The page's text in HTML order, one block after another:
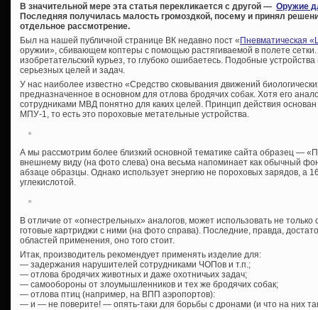
В значительной мере эта статья перекликается с другой — Оружие
Последняя получилась малость громоздкой, посему и принял
отдельное рассмотрение.
Был на нашей публичной странице ВК недавно пост «Пневматическая
оружии», сбивающем коптеры с помощью растягиваемой в полете
изобретательский курьез, то глубоко ошибаетесь. Подобные
серьезных целей и задач.
У нас наиболее известно «Средство сковывания движений
предназначенное в основном для отлова бродячих собак. Хотя его
сотрудниками МВД понятно для каких целей. Принцип действия
МПУ-1, то есть это пороховые метательные устройства.
А мы рассмотрим более близкий основной тематике сайта образец —
внешнему виду (на фото слева) она весьма напоминает как обычный
абзаце образцы. Однако использует энергию не пороховых зарядов, а
углекислотой.
В отличие от «огнестрельных» аналогов, может использовать не
готовые картриджи с ними (на фото справа). Последние, правда,
областей применения, оно того стоит.
Итак, производитель рекомендует применять изделие для:
— задержания нарушителей сотрудниками ЧОПов и т.п.;
— отлова бродячих животных и даже охотничьих задач;
— самообороны от злоумышленников и тех же бродячих собак;
— отлова птиц (например, на ВПП аэропортов):
— и — не поверите! — опять-таки для борьбы с дронами (и что на них